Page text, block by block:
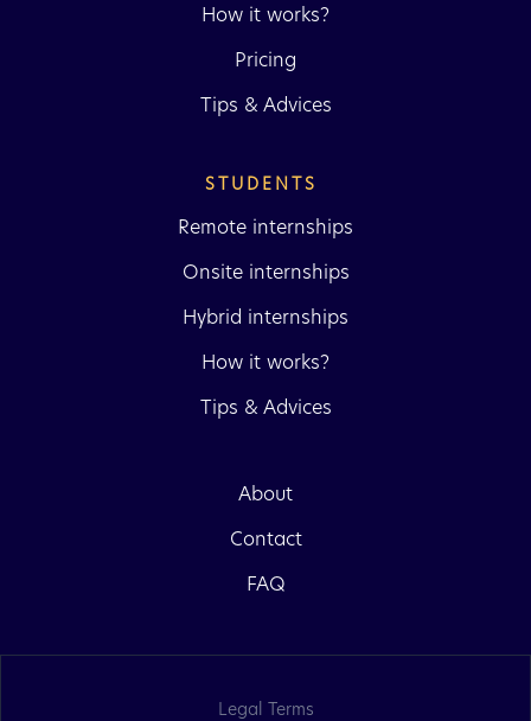
How it works?
Pricing
Tips & Advices
STUDENTS
Remote internships
Onsite internships
Hybrid internships
How it works?
Tips & Advices
About
Contact
FAQ
Legal Terms